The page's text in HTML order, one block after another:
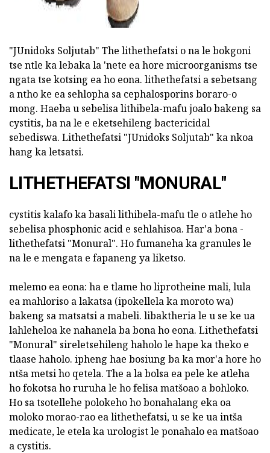
"JUnidoks Soljutab" The lithethefatsi o na le bokgoni
tse ntle ka lebaka la 'nete ea hore microorganisms tse
ngata tse kotsing ea ho eona. lithethefatsi a sebetsang
a ntho ke ea sehlopha sa cephalosporins boraro-o
mong. Haeba u sebelisa lithibela-mafu joalo bakeng sa
cystitis, ba na le e eketsehileng bactericidal
sebediswa. Lithethefatsi "JUnidoks Soljutab" ka nkoa
hang ka letsatsi.
LITHETHEFATSI "MONURAL"
cystitis kalafo ka basali lithibela-mafu tle o atlehe ho
sebelisa phosphonic acid e sehlahisoa. Har'a bona -
lithethefatsi "Monural". Ho fumaneha ka granules le
na le e mengata e fapaneng ya liketso.
melemo ea eona: ha e tlame ho liprotheine mali, lula
ea mahloriso a lakatsa (ipokellela ka moroto wa)
bakeng sa matsatsi a mabeli. libaktheria le u se ke ua
lahleheloa ke nahanela ba bona ho eona. Lithethefatsi
"Monural" sireletsehileng haholo le hape ka theko e
tlaase haholo. ipheng hae bosiung ba ka mor'a hore ho
ntša metsi ho qetela. The a la bolsa ea pele ke atleha
ho fokotsa ho ruruha le ho felisa matšoao a bohloko.
Ho sa tsotellehe polokeho ho bonahalang eka oa
moloko morao-rao ea lithethefatsi, u se ke ua intša
medicate, le etela ka urologist le ponahalo ea matšoao
a cystitis.